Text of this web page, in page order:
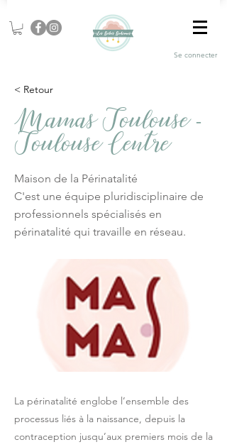
Se connecter
< Retour
Mamas Toulouse -
Toulouse Centre
Maison de la Périnatalité
C'est une équipe pluridisciplinaire de
professionnels spécialisés en
périnatalité qui travaille en réseau.
La périnatalité englobe l’ensemble des
processus liés à la naissance, depuis la
contraception jusqu’aux premiers mois de la